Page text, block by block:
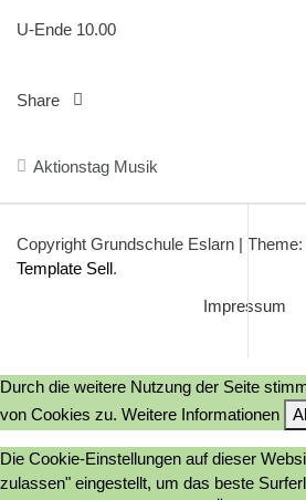
U-Ende 10.00
Share
Aktionstag Musik
Copyright Grundschule Eslarn |
Template Sell.
Impressum
Durch die weitere Nutzung der Seite
von Cookies zu. Weitere Informationen
Die Cookie-Einstellungen auf dieser
zulassen" eingestellt, um das beste